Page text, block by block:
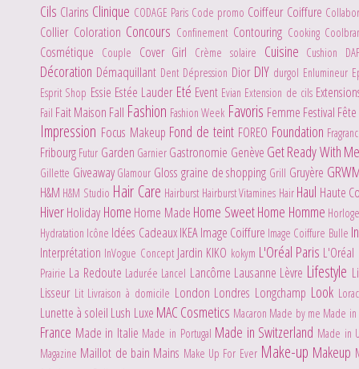
Cils Clarins Clinique CODAGE Paris Code promo Coiffeur Coiffure
Collier Coloration Concours Confinement Contouring Cooking
Cosmétique Couple Cover Girl Crème solaire Cuisine Cushion
Décoration Démaquillant Dent Dépression Dior DIY durgol Enlumineur
Esprit Shop Essie Estée Lauder Eté Event Evian Extension de cils
Fail Fait Maison Fall Fashion Fashion Week Favoris Femme Festival
Impression Focus Makeup Fond de teint FOREO Foundation
Fribourg Futur Garden Garnier Gastronomie Genève Get Ready With
Gillette Giveaway Glamour Gloss graine de shopping Grill Gruyère
H&M H&M Studio Hair Care Hairburst Hairburst Vitamines Hair Haul Haute
HiverHoliday Home Home Made Home Sweet Home Homme
Hydratation Icône Idées CadeauxIKEAImage Coiffure Image Coiffure Bulle
Interprétation InVogue Concept Jardin KIKO kokym L'Oréal Paris
Prairie La Redoute Ladurée Lancel Lancôme Lausanne Lèvre Lifestyle
Lisseur Lit Livraison à domicile London Londres Longchamp Look
Lunette à soleil Lush Luxe MAC Cosmetics Macaron Made by me Made
France Made in Italie Made in Portugal Made in Switzerland Made in
Magazine Maillot de bain Mains Make Up For Ever Make-up Makeup